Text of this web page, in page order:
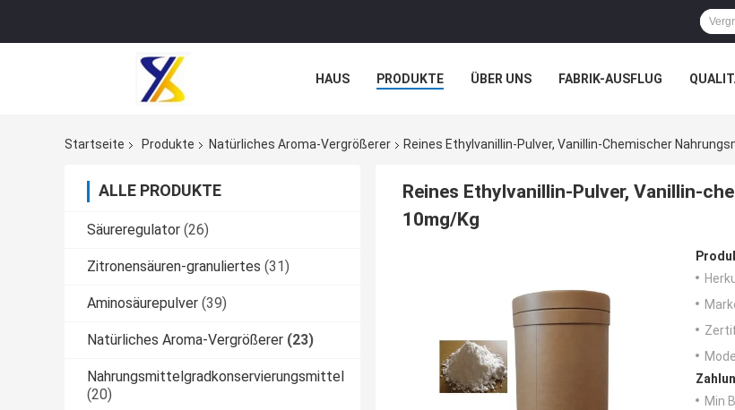
HAUS PRODUKTE ÜBER UNS FABRIK-AUSFLUG
Startseite
Produkte Natürliches Aroma-Vergrößerer Reines Ethylvanillin-Pulver, Vanillin-Chemischer
ALLE PRODUKTE
Säureregulator (26)
Zitronensäuren-granuliertes (31)
Aminosäurepulver (39)
Natürliches Aroma-Vergrößerer (23)
Nahrungsmittelgradkonservierungsmittel
(20)
Reines Ethylvanillin-Pulver, Vanillin-
10mg/Kg
Min